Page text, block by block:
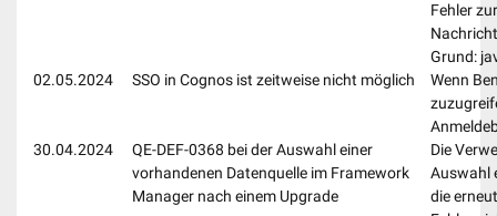
Fehler
Grund:
02.05.2024
SSO in Cognos ist zeitweise nicht möglich
Wenn
30.04.2024
QE-DEF-0368 bei der Auswahl einer
vorhandenen Datenquelle im Framework
Manager nach einem Upgrade
Die
Auswahl
die